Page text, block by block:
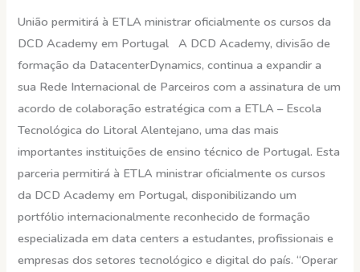
União permitirá à ETLA ministrar oficialmente os cursos da
DCD Academy em Portugal A DCD Academy, divisão de
formação da DatacenterDynamics, continua a expandir a
sua Rede Internacional de Parceiros com a assinatura de um
acordo de colaboração estratégica com a ETLA – Escola
Tecnológica do Litoral Alentejano, uma das mais
importantes instituições de ensino técnico de Portugal. Esta
parceria permitirá à ETLA ministrar oficialmente os cursos
da DCD Academy em Portugal, disponibilizando um
portfólio internacionalmente reconhecido de formação
especializada em data centers a estudantes, profissionais e
empresas dos setores tecnológico e digital do país. “Operar
parceria
para
impulsionar
a
formação
em
data
centers
em
Portugal